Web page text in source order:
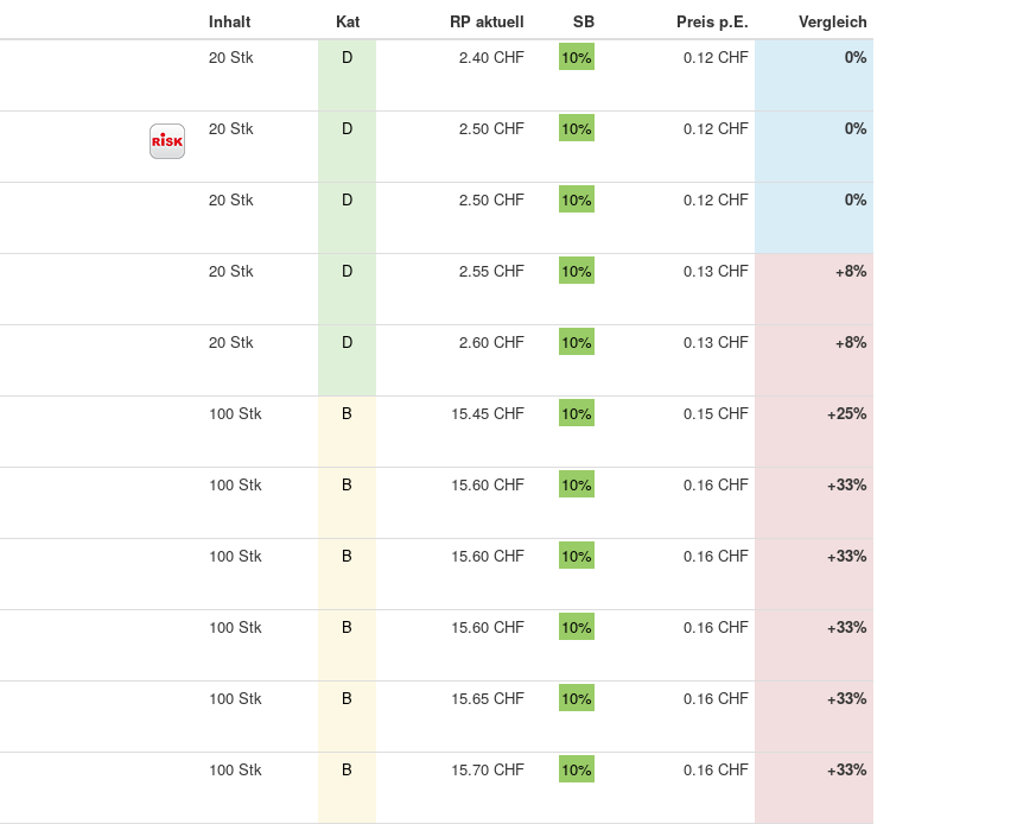
Inhalt Kat RP aktuell SB Preis p.E.
Vergleich
20 Stk D 2.40 CHF 10% 0.12 CHF 0%
20 Stk D 2.50 CHF 10% 0.12 CHF 0%
20 Stk D 2.50 CHF 10% 0.12 CHF 0%
20 Stk D 2.55 CHF 10% 0.13 CHF +8%
20 Stk D 2.60 CHF 10% 0.13 CHF +8%
100 Stk B 15.45 CHF 10% 0.15 CHF +25%
100 Stk B 15.60 CHF 10% 0.16 CHF +33%
100 Stk B 15.60 CHF 10% 0.16 CHF +33%
100 Stk B 15.60 CHF 10% 0.16 CHF +33%
100 Stk B 15.65 CHF 10% 0.16 CHF +33%
100 Stk B 15.70 CHF 10% 0.16 CHF +33%